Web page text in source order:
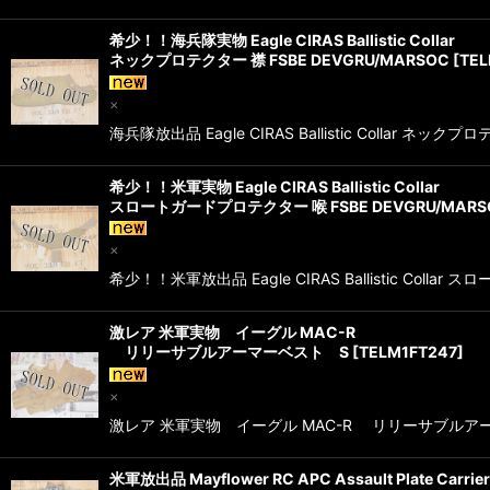
希少！！海兵隊実物 Eagle CIRAS Ballistic Collar
ネックプロテクター 襟 FSBE DEVGRU/MARSOC [
×
海兵隊放出品 Eagle CIRAS Ballistic Collar ネック
希少！！米軍実物 Eagle CIRAS Ballistic Collar
スロートガードプロテクター 喉 FSBE DEVGRU/
×
希少！！米軍放出品 Eagle CIRAS Ballistic Collar ス
激レア 米軍実物 イーグル MAC-R
リリーサブルアーマーベスト S [TELM1FT247]
×
激レア 米軍実物 イーグル MAC-R リリーサブル
米軍放出品 Mayflower RC APC Assault Plate Carrier